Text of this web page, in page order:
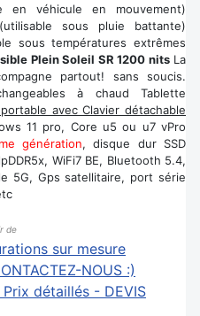
en véhicule en mouvement)
sous pluie battante)
sous températures extrêmes
Plein Soleil SR 1200 nitsLa
partout! sans soucis.
à chaud Tablette
avec Clavier détachable
11 pro, Core u5 ou u7 vPro
génération, disque dur SSD
WiFi7 BE, Bluetooth 5.4,
5G, Gps satellitaire, port série
de
sur mesure
NOUS :)
détaillés - DEVIS